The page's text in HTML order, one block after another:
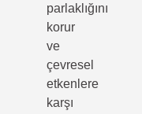
parlaklığını
korur
ve
çevresel
etkenlere
karşı